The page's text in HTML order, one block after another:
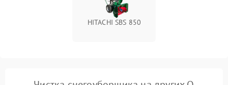
1000 ₽
Неисправность системы
HITACHI SBS 850